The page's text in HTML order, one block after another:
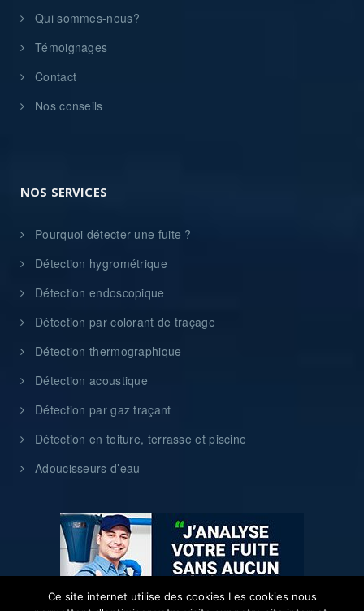
Qui sommes-nous?
Témoignages
Contact
Nos conseils
NOS SERVICES
Pourquoi détecter une fuite ?
Détection hygrométrique
Détection endoscopique
Détection par colorant de traçage
Détection thermographique
Détection acoustique
Détection par gaz traçant
Détection en toiture, terrasse et piscine
Adoucisseurs d’eau
Ce site internet utilise des cookies Les cookies nous